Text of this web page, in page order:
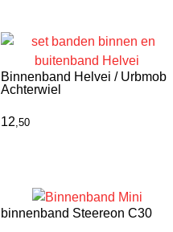
Binnenband Helvei / Urbmob
Achterwiel
12 ,50
binnenband Steereon C30